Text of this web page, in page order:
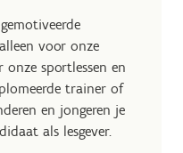
voor onze
sportlessen en
trainer of
en jongeren je
als lesgever.